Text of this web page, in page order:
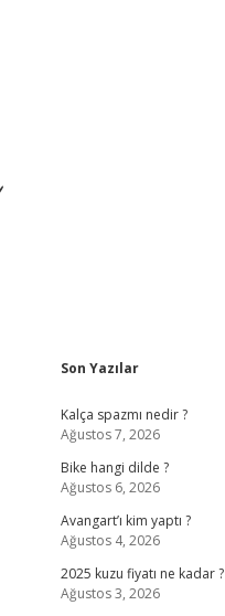
Sidebar
Son Yazılar
Kalça spazmı nedir ?
Ağustos 7, 2026
Bike hangi dilde ?
Ağustos 6, 2026
Avangart’ı kim yaptı ?
Ağustos 4, 2026
2025 kuzu fiyatı ne kadar ?
Ağustos 3, 2026